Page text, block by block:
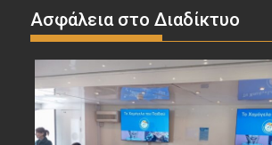
Ασφάλεια στο Διαδίκτυο